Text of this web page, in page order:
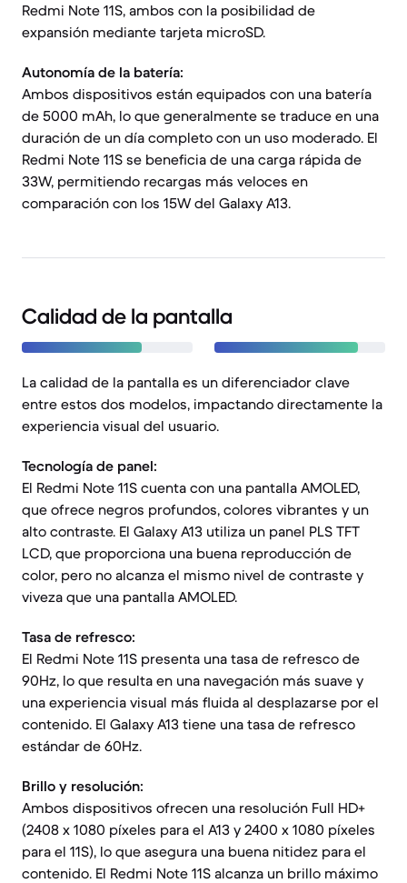
Redmi Note 11S, ambos con la posibilidad de
expansión mediante tarjeta microSD.
Autonomía de la batería:
Ambos dispositivos están equipados con una batería
de 5000 mAh, lo que generalmente se traduce en una
duración de un día completo con un uso moderado. El
Redmi Note 11S se beneficia de una carga rápida de
33W, permitiendo recargas más veloces en
comparación con los 15W del Galaxy A13.
Calidad de la pantalla
La calidad de la pantalla es un diferenciador clave
entre estos dos modelos, impactando directamente la
experiencia visual del usuario.
Tecnología de panel:
El Redmi Note 11S cuenta con una pantalla AMOLED,
que ofrece negros profundos, colores vibrantes y un
alto contraste. El Galaxy A13 utiliza un panel PLS TFT
LCD, que proporciona una buena reproducción de
color, pero no alcanza el mismo nivel de contraste y
viveza que una pantalla AMOLED.
Tasa de refresco:
El Redmi Note 11S presenta una tasa de refresco de
90Hz, lo que resulta en una navegación más suave y
una experiencia visual más fluida al desplazarse por el
contenido. El Galaxy A13 tiene una tasa de refresco
estándar de 60Hz.
Brillo y resolución:
Ambos dispositivos ofrecen una resolución Full HD+
(2408 x 1080 píxeles para el A13 y 2400 x 1080 píxeles
para el 11S), lo que asegura una buena nitidez para el
contenido. El Redmi Note 11S alcanza un brillo máximo